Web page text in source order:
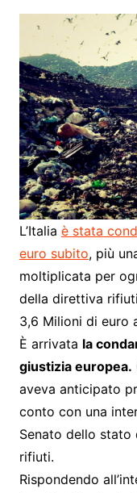
L’Italia è stata
euro subito, più
moltiplicata per
della direttiva
3,6 Milioni di euro
È arrivata la
giustizia europea.
aveva anticipato
conto con una
Senato dello stato
rifiuti.
Rispondendo